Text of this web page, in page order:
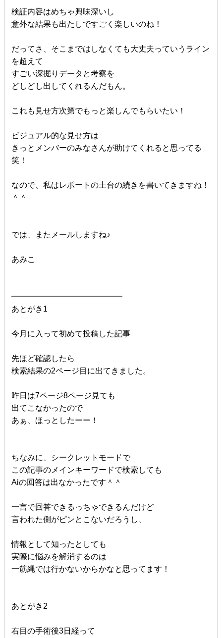
検証内容はめちゃ興味深いし
意外な結果も出たしですごく楽しいのね！
だってさ、そこまではしなくても大丈夫っていうライン
を超えて
すごい深掘りデータと考察を
どしどし出してくれるんだもん。
これも見せ方次第でもっと楽しんでもらいたい！
ビジュアル的な見せ方は
きっとメンバーのみなさんが助けてくれると思ってる
笑！
なので、私はレポートの土台の続きを書いてきますね！
＾＾
では、またメールしますね♪
あみこ
━━━━━━━━━━━━━━
あとがき1
今月に入って初めて投稿した記事
先ほど確認したら
検索結果の2ページ目に出てきました。
昨日は7ページ8ページ見ても
出てこなかったので
あぁ、ほっとしたーー！
ちなみに、シークレットモードで
この記事のメインキーワードで検索しても
Aiの回答は出なかったです＾＾
一言で回答できるっちゃできるんだけど
言われた側がピンとこないだろうし、
情報として知ったとしても
実際に悩みを解消するのは
一筋縄では行かないからかなと思ってます！
あとがき2
右目の手術後3日経って